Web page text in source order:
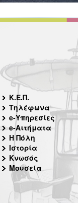
Κ.Ε.Π.
Τηλέφωνα
e-Υπηρεσίες
e-Αιτήματα
Η Πόλη
Ιστορία
Κνωσός
Μουσεία